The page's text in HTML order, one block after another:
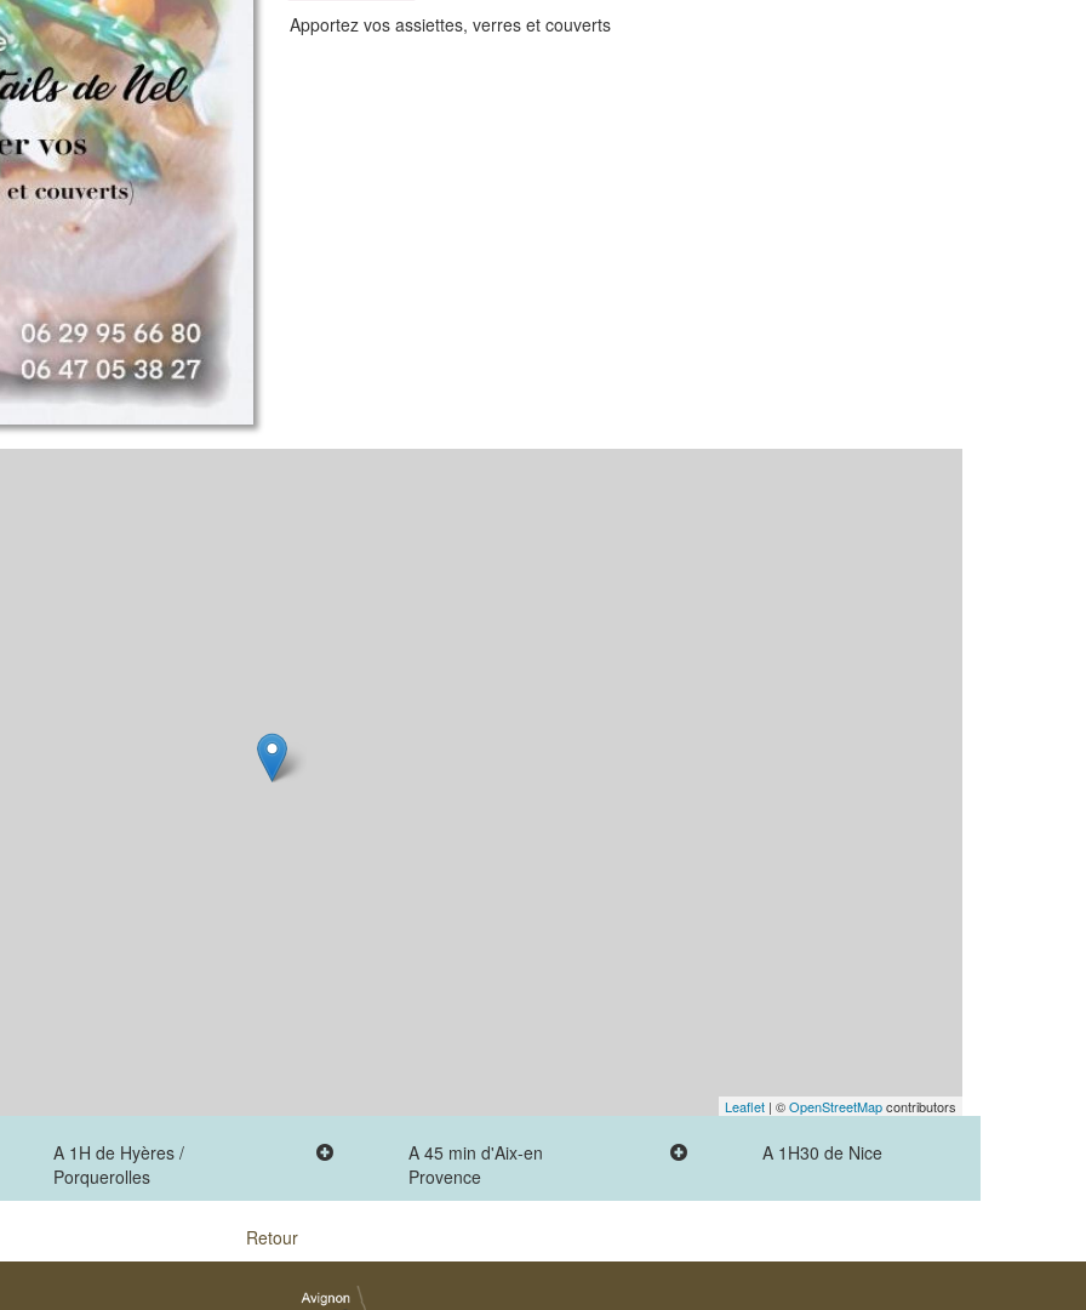
Apportez vos assiettes, verres et couverts
Leaflet | ©OpenStreetMapcontributors
A 1H de Hyères /
Porquerolles
A 45 min d'Aix-en
Provence
A 1H30 de Nice
Retour